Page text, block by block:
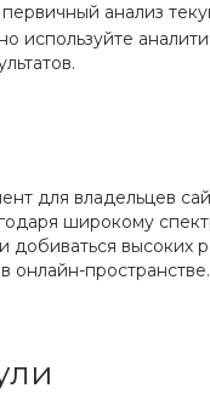
анализ
используйте
для владельцев
широкому
высоких
онлайн-пространстве.